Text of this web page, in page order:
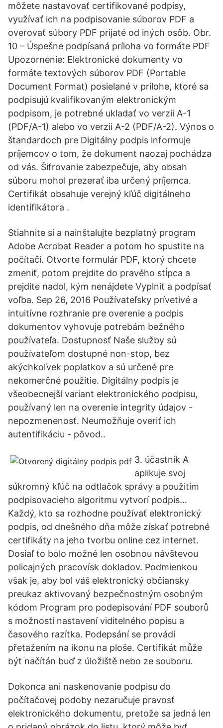
môžete nastavovať certifikované podpisy,
využívať ich na podpisovanie súborov PDF a
overovať súbory PDF prijaté od iných osôb. Obr.
10 – Úspešne podpísaná príloha vo formáte PDF
Upozornenie: Elektronické dokumenty vo
formáte textových súborov PDF (Portable
Document Format) posielané v prílohe, ktoré sa
podpisujú kvalifikovaným elektronickým
podpisom, je potrebné ukladať vo verzii A-1
(PDF/A-1) alebo vo verzii A-2 (PDF/A-2). Výnos o
štandardoch pre Digitálny podpis informuje
príjemcov o tom, že dokument naozaj pochádza
od vás. Šifrovanie zabezpečuje, aby obsah
súboru mohol prezerať iba určený príjemca.
Certifikát obsahuje verejný kľúč digitálneho
identifikátora .
Stiahnite si a nainštalujte bezplatný program
Adobe Acrobat Reader a potom ho spustite na
počítači. Otvorte formulár PDF, ktorý chcete
zmeniť, potom prejdite do pravého stĺpca a
prejdite nadol, kým nenájdete Vyplniť a podpísať
voľba. Sep 26, 2016 Používateľsky prívetivé a
intuitívne rozhranie pre overenie a podpis
dokumentov vyhovuje potrebám bežného
používateľa. Dostupnosť Naše služby sú
používateľom dostupné non-stop, bez
akýchkoľvek poplatkov a sú určené pre
nekomerčné použitie. Digitálny podpis je
všeobecnejší variant elektronického podpisu,
používaný len na overenie integrity údajov -
nepozmenenosť. Neumožňuje overiť ich
autentifikáciu - pôvod..
3. účastník A
aplikuje svoj
súkromný kľúč na odtlačok správy a použitím
podpisovacieho algoritmu vytvorí podpis…
Každý, kto sa rozhodne používať elektronický
podpis, od dnešného dňa môže získať potrebné
certifikáty na jeho tvorbu online cez internet.
Dosiaľ to bolo možné len osobnou návštevou
policajných pracovísk dokladov. Podmienkou
však je, aby bol váš elektronický občiansky
preukaz aktivovaný bezpečnostným osobným
kódom Program pro podepisování PDF souborů
s možností nastavení viditelného popisu a
časového razítka. Podepsání se provádí
přetažením na ikonu na ploše. Certifikát může
být načítán buď z úložiště nebo ze souboru.
Dokonca ani naskenovanie podpisu do
počítačovej podoby nezaručuje pravosť
elektronického dokumentu, pretože sa jedná len